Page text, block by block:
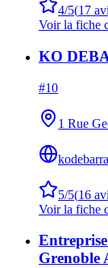
4/5(17
Voir la fiche
KO
#10
1 Rue
5/5(16
Voir la fiche
Grenoble